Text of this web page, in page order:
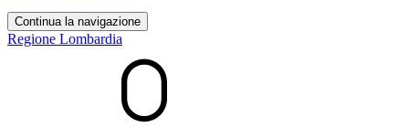
Continua la navigazione
Regione Lombardia